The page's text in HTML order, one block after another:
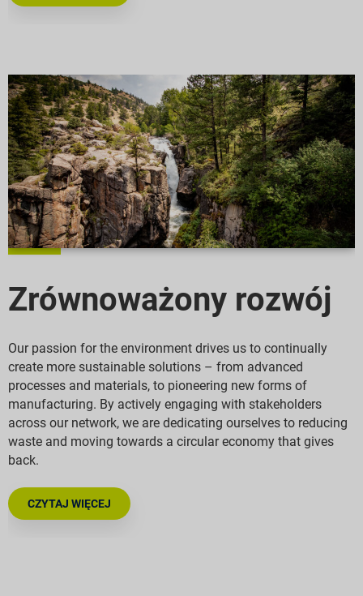
Zrównoważony rozwój
Our passion for the environment drives us to continually
create more sustainable solutions – from advanced
processes and materials, to pioneering new forms of
manufacturing. By actively engaging with stakeholders
across our network, we are dedicating ourselves to reducing
waste and moving towards a circular economy that gives
back.
CZYTAJ WIĘCEJ